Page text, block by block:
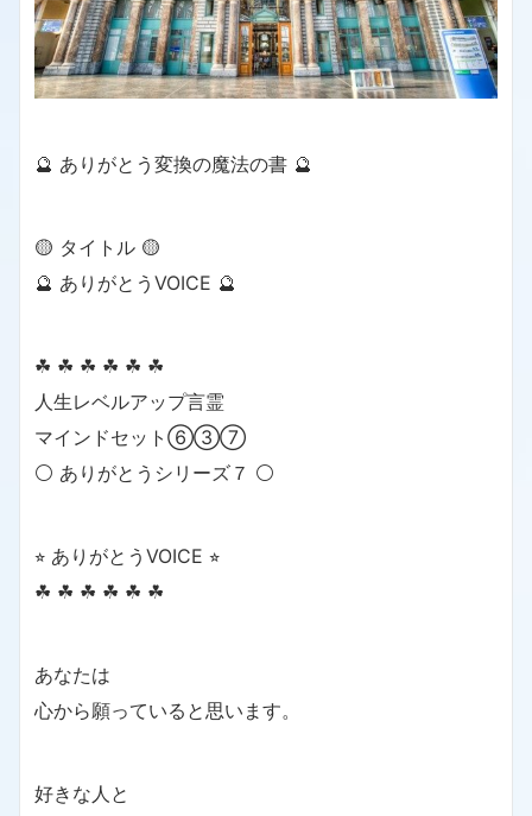
🔮 ありがとう変換の魔法の書 🔮
🟡 タイトル 🟡
🔮 ありがとうVOICE 🔮
☘ ☘ ☘ ☘ ☘ ☘
人生レベルアップ言霊
マインドセット⑥③⑦
⚪ ありがとうシリーズ７ ⚪
⭐︎ ありがとうVOICE ⭐︎
☘ ☘ ☘ ☘ ☘ ☘
あなたは
心から願っていると思います。
好きな人と